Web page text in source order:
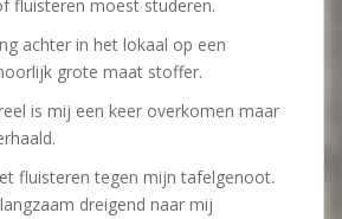
fluisteren moest studeren.
achter in het lokaal op een
grote maat stoffer.
is mij een keer overkomen maar
fluisteren tegen mijn tafelgenoot.
dreigend naar mij